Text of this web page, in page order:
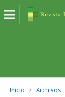
Inicio / Archivos